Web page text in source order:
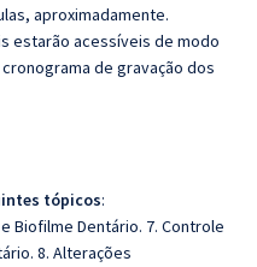
aproximadamente.
estarão acessíveis de modo
de gravação dos
tópicos:
Biofilme Dentário. 7. Controle
8. Alterações